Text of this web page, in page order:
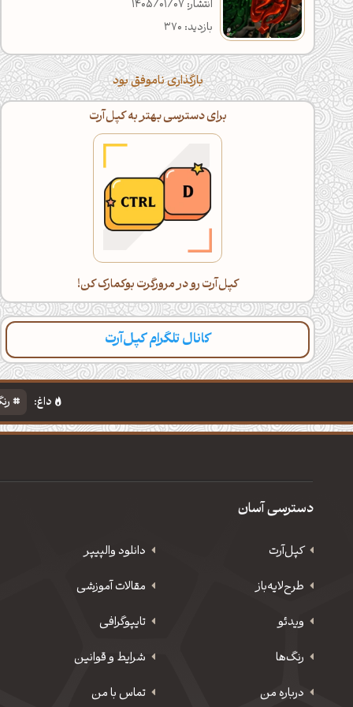
انتشار: 1405/01/07
بازدید: 370
بارگذاری ناموفق بود
برای دسترسی بهتر به کپل‌آرت
کپل‌آرت رو در مرورگرت بوکمارک کن!
کانال تلگرام کپل‌آرت
داغ:
دسترسی آسان
کپل‌آرت دانلود‌ والپیپر
طرح‌لایه‌باز
مقالات آموزشی
ویدئو
‌تایپوگرافی
رنگ‌ها
شرایط و قوانین
درباره من
تماس با من